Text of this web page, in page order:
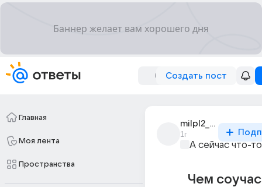
Создать пост
Главная
Моя лента
Пространства
milpl2_milpl2
1г
А сейчас что-
Чем